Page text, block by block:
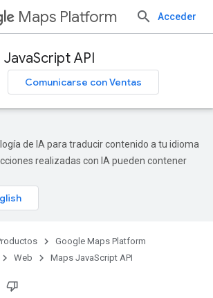
Maps Platform Acceder
JavaScript API
Comunicarse con Ventas
de IA para traducir contenido a tu idioma
realizadas con IA pueden contener
Google Maps Platform
Web Maps JavaScript API